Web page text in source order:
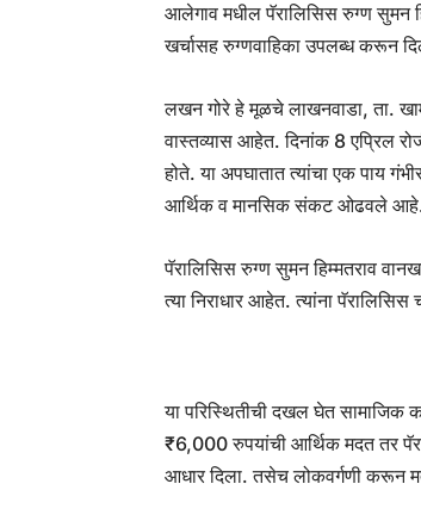
आलेगाव मधील पॅरालिसिस रुग्ण सुमन
खर्चासह रुग्णवाहिका उपलब्ध करून
लखन गोरे हे मूळचे लाखनवाडा, ता.
वास्तव्यास आहेत. दिनांक 8 एप्रिल
होते. या अपघातात त्यांचा एक पाय
आर्थिक व मानसिक संकट ओढवले
पॅरालिसिस रुग्ण सुमन हिम्मतराव
त्या निराधार आहेत. त्यांना
या परिस्थितीची दखल घेत सामाजिक
₹6,000 रुपयांची आर्थिक मदत तर
आधार दिला. तसेच लोकवर्गणी करून